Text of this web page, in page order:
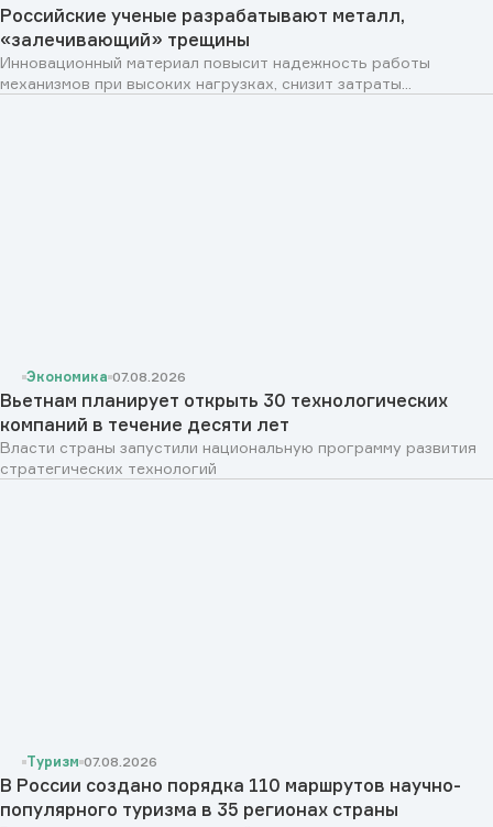
Российские ученые разрабатывают металл,
«залечивающий» трещины
Инновационный материал повысит надежность работы
механизмов при высоких нагрузках, снизит затраты...
Экономика 07.08.2026
Вьетнам планирует открыть 30 технологических
компаний в течение десяти лет
Власти страны запустили национальную программу развития
стратегических технологий
Туризм 07.08.2026
В России создано порядка 110 маршрутов научно-
популярного туризма в 35 регионах страны